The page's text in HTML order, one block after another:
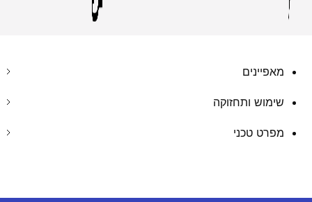
מאפיינים
שימוש ותחזוקה
מפרט טכני